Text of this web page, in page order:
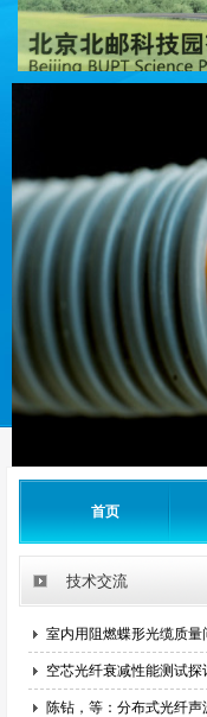
首页
技术交流
室内用阻燃蝶形光缆质量
空芯光纤衰减性能测试探
陈钻，等：分布式光纤